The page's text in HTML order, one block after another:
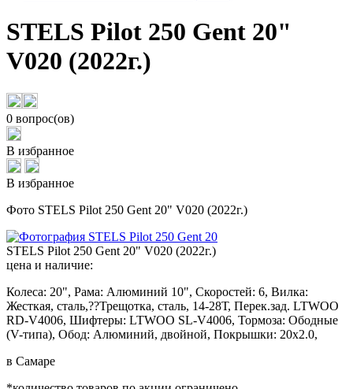
STELS Pilot 250 Gent 20"
V020 (2022г.)
0 вопрос(ов)
В избранное
В избранное
Фото STELS Pilot 250 Gent 20" V020 (2022г.)
STELS Pilot 250 Gent 20" V020 (2022г.)
цена и наличие:
Колеса: 20", Рама: Алюминий 10", Скоростей: 6, Вилка:
Жесткая, сталь,??Трещотка, сталь, 14-28Т, Перек.зад. LTWOO
RD-V4006, Шифтеры: LTWOO SL-V4006, Тормоза: Ободные
(V-типа), Обод: Алюминий, двойной, Покрышки: 20x2.0,
в Самаре